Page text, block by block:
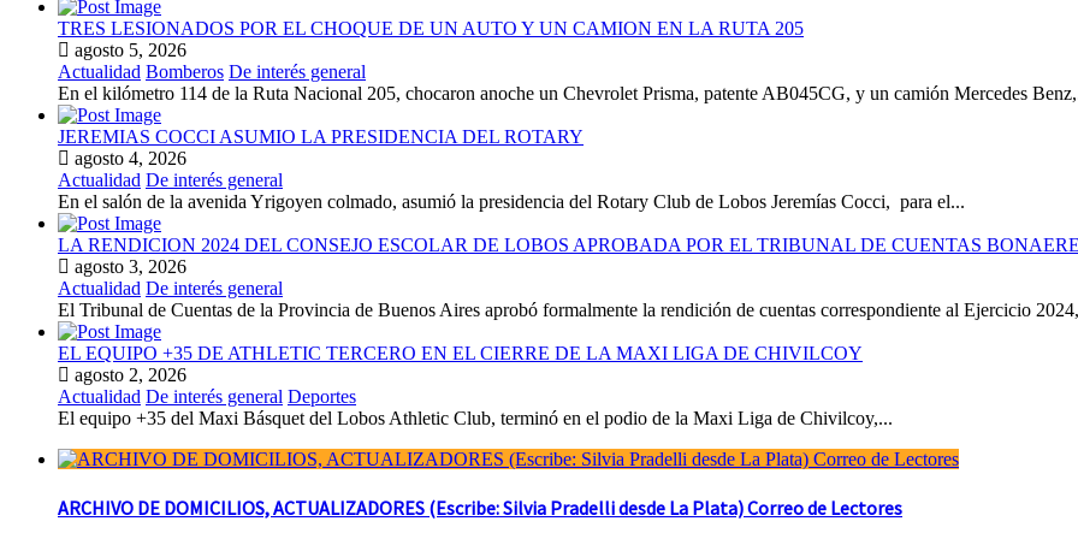
TRES LESIONADOS POR EL CHOQUE DE UN AUTO Y UN CAMION EN LA RUTA 205
agosto 5, 2026
Actualidad Bomberos De interés general
En el kilómetro 114 de la Ruta Nacional 205, chocaron anoche un Chevrolet Prisma, patente AB045CG, y un camión Mercedes
JEREMIAS COCCI ASUMIO LA PRESIDENCIA DEL ROTARY
agosto 4, 2026
Actualidad De interés general
En el salón de la avenida Yrigoyen colmado, asumió la presidencia del Rotary Club de Lobos Jeremías Cocci, para el...
LA RENDICION 2024 DEL CONSEJO ESCOLAR DE LOBOS APROBADA POR EL TRIBUNAL DE CUENTAS
agosto 3, 2026
Actualidad De interés general
El Tribunal de Cuentas de la Provincia de Buenos Aires aprobó formalmente la rendición de cuentas correspondiente al Ejercicio
EL EQUIPO +35 DE ATHLETIC TERCERO EN EL CIERRE DE LA MAXI LIGA DE CHIVILCOY
agosto 2, 2026
Actualidad De interés general Deportes
El equipo +35 del Maxi Básquet del Lobos Athletic Club, terminó en el podio de la Maxi Liga de Chivilcoy,...
ARCHIVO DE DOMICILIOS, ACTUALIZADORES (Escribe: Silvia Pradelli desde La Plata) Correo de Lectores